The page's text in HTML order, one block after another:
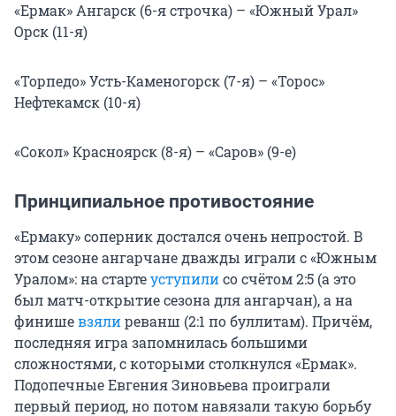
«Ермак» Ангарск (6-я строчка) – «Южный Урал»
Орск (11-я)
«Торпедо» Усть-Каменогорск (7-я) – «Торос»
Нефтекамск (10-я)
«Сокол» Красноярск (8-я) – «Саров» (9-е)
Принципиальное противостояние
«Ермаку» соперник достался очень непростой. В
этом сезоне ангарчане дважды играли с «Южным
Уралом»: на стартеуступилисо счётом 2:5 (а это
был матч-открытие сезона для ангарчан), а на
финишевзялиреванш (2:1 по буллитам). Причём,
последняя игра запомнилась большими
сложностями, с которыми столкнулся «Ермак».
Подопечные Евгения Зиновьева проиграли
первый период, но потом навязали такую борьбу